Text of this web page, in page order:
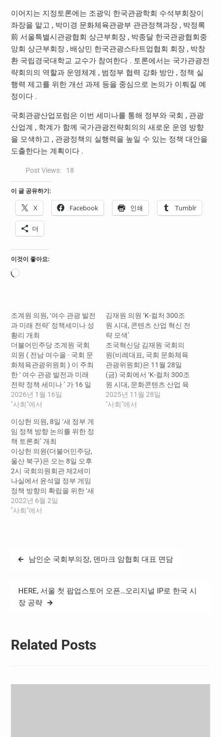
이어지는 지정토론에는 조광익 한국관광학회 수석부회장이
좌장을 맡고 , 박미경 문화체육관광부 관관정책과장 , 박정록
前 서울특별시관광협회 상근부회장 , 박종달 한국관광협회중
앙회 상근부회장 , 배상민 한국관광스타트업협회 회장 , 박창
환 국립경국대학교 교수가 참여한다 . 토론에서는 국가관광전
략회의의 역할과 운영체계 , 범정부 협력 강화 방안 , 정책 실
행력 제고를 위한 개선 과제 등을 중심으로 논의가 이뤄질 예
정이다 .
국회관광산업포럼은 이번 세미나를 통해 정부와 국회 , 관광
산업계 , 학계가 함께 국가관광전략회의의 새로운 운영 방향
을 모색하고 , 관광정책의 실행력을 높일 수 있는 정책 대안을
도출한다는 계획이다 .
Post Views: 18
이 글 공유하기:
X Facebook 인쇄 Tumblr
더
이것이 좋아요:
로
조계원 의원, ‘여수 관광 발전
과 미래 전략’ 정책세미나 성
황리 개최
더불어민주당 조계원 국회
의원 ( 전남 여수을 · 국회 문
화체육관광위원회 ) 이 주최
한 ‘ 여수 관광 발전과 미래
전략 정책 세미나 ’ 가 16 일
오후 3 시 , 여수세계박람회
장 컨퍼런스홀에서 300 여
에 개최됐다 . 이번 세미나는
여수가 보유한 해양 · 섬 관
광 자원과 MICE 관광의 전략
적…
2026년 1월 16일
"사회"에서
김재원 의원 ‘K-컬처 300조
원 시대, 콘텐츠 산업 혁신 전
략 모색’
조국혁신당 김재원 국회의
원(비례대표, 국회 문화체육
관광위원회)은 11월 28일
(금) 국회에서 ‘K-컬처 300조
원 시대, 문화콘텐츠 산업 육
성을 위한 정책토론회’를 개
최했다. 이번 토론회는 김재
2025년 11월 28일
"사회"에서
이상헌 의원, 8일 ‘새 정부 게
임 정책 방향 논의를 위한 정
책 토론회’ 개최
이상헌 의원(더불어민주당,
울산 북구)은 오는 8일 오후
2시 국회의원회관 제2세미
나실에서 윤석열 정부 게임
정책 방향의 확립을 위한 ‘새
정부 게임 정책 방향 논의를
위한 국회 정책토론회’를 개
고 문화체육관광부와 한국
론회는 현재 게임산업에 산
적한 현안과 윤석열 정부의
게임 정책에…
2022년 6월 2일
"사회"에서
글
색
남인순 국회부의장, 덴마크 암협회 대표 면담
HERE, 서울 첫 팝업스토어 오픈…오리지널 IP로 한국 시
장 공략
Related Posts